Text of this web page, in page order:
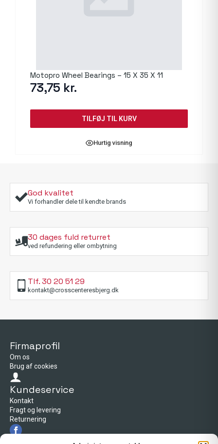
Motopro Wheel Bearings – 15 X 35 X 11
73,75 kr.
TILFØJ TIL KURV
Hurtig visning
God kvalitet
Vi forhandler dele til kendte brands
30 dages fuld returret
ved refundering eller ombytning
Tlf. 30 20 51 29
kontakt@crosscenteresbjerg.dk
Firmaprofil
Om os
Brug af cookies
Kundeservice
Kontakt
Fragt og levering
Returnering